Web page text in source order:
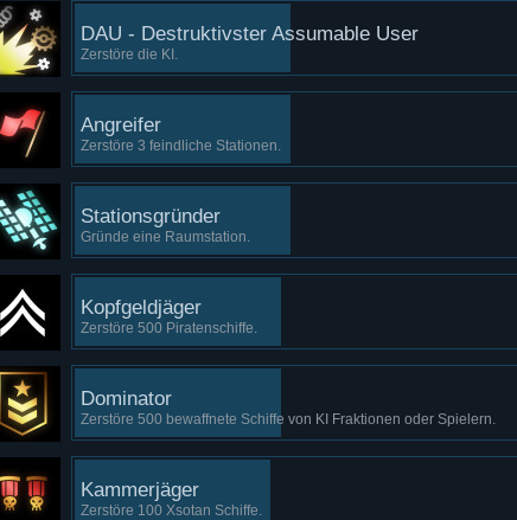
DAU - Destruktivster Assumable User
Zerstöre die KI.
Angreifer
Zerstöre 3 feindliche Stationen.
Stationsgründer
Gründe eine Raumstation.
Kopfgeldjäger
Zerstöre 500 Piratenschiffe.
Dominator
Zerstöre 500 bewaffnete Schiffe von KI Fraktionen oder Spielern.
Kammerjäger
Zerstöre 100 Xsotan Schiffe.